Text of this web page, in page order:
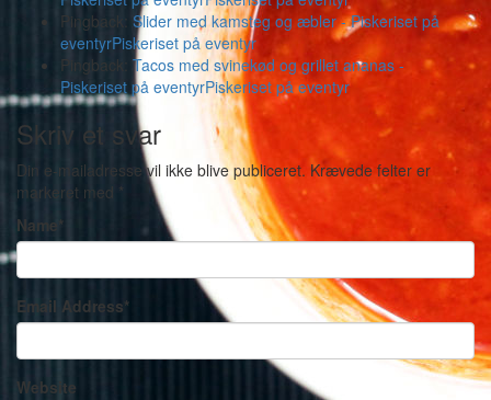
Pingback: Slider med kamsteg og æbler - Piskeriset på
eventyrPiskeriset på eventyr
Pingback: Tacos med svinekød og grillet ananas -
Piskeriset på eventyrPiskeriset på eventyr
Skriv et svar
Din e-mailadresse vil ikke blive publiceret. Krævede felter er
markeret med *
Name *
Email Address*
Website